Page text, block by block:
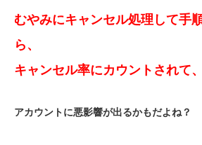
むやみにキャンセル処理して手
ら、
キャンセル率にカウントされて、
アカウントに悪影響が出るかもだよね？